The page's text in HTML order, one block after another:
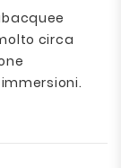
circa